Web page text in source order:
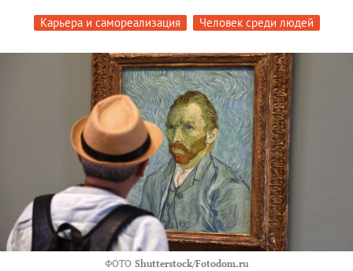
Карьера и самореализация Человек среди людей
ФОТО Shutterstock/Fotodom.ru